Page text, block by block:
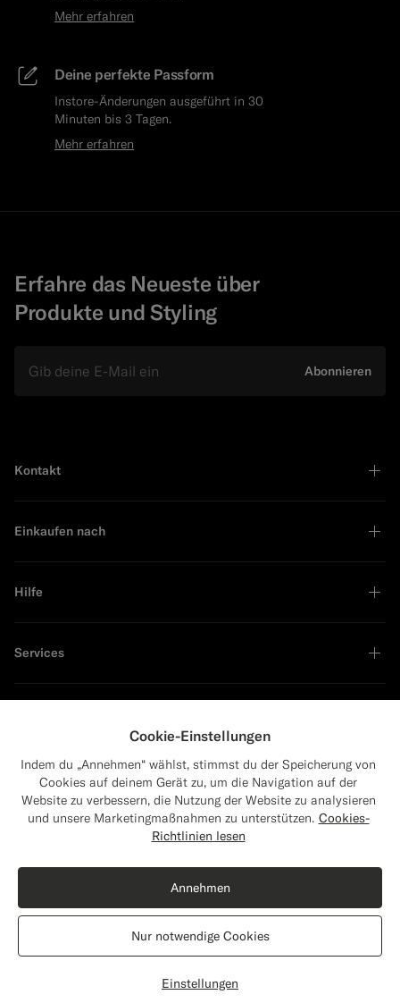
Shop the Look
Havana Anzug hellblau Tailored Fit
Sommer Schurwolle Seide Leinen von E.Thomas, Italien
Personalisieren
Mehr erfahren
Deine perfekte Passform
Instore-Änderungen ausgeführt in 30
Minuten bis 3 Tagen.
Mehr erfahren
Erfahre das Neueste über
Produkte und Styling
Abonnieren
Kontakt
Einkaufen nach
Hilfe
Services
Führend in Nachhaltigkeit
Close
Versand nach Die Vereinigten Staaten?
relevante Produkte und Inhalte zu sehen.
Die Vereinigten Staaten(USD)
Standort wechseln
Cookie-Einstellungen
Indem du „Annehmen“ wählst, stimmst du der Speicherung von
Cookies auf deinem Gerät zu, um die Navigation auf der
Website zu verbessern, die Nutzung der Website zu analysieren
und unsere Marketingmaßnahmen zu unterstützen. Cookies-
Richtlinien lesen
Einstellungen
Nur notwendige Cookies
Annehmen